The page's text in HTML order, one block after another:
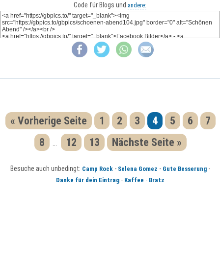
Code für Blogs und andere:
« Vorherige Seite 1 2 3 4 5 6
7
8
12 13 Nächste Seite »
Besuche auch unbedingt: Camp Rock- Selena Gomez - Gute Besserung-
Danke für dein Eintrag- Kaffee - Bratz